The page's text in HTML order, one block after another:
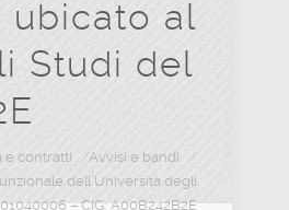
ubicato al
Studi del
e contratti /Avvisi e bandi
/
dell’Università degli
– CIG: A00B242B2E